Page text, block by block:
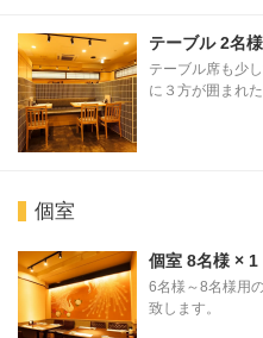
テーブル2名様
テーブル席も少
に３方が囲まれ
個室
個室 8名様 × 1
6名様～8名様用
致します。